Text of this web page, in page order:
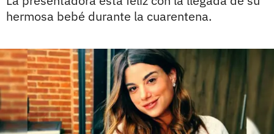
hermosa bebé durante la cuarentena.